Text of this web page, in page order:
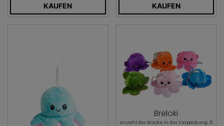
KAUFEN KAUFEN
Breloki
Anzahl der Stücke in der Verpackung: 6